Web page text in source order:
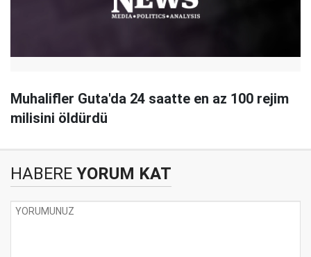
Muhalifler Guta'da 24 saatte en az 100 rejim
milisini öldürdü
HABERE YORUM KAT